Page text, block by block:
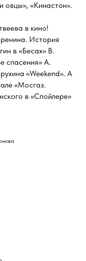
овцы», «Кинастон».
в кино!
История
в «Бесах» В.
спасения» А.
«Weekend». А
«Мосгаз.
в «Спойлере»